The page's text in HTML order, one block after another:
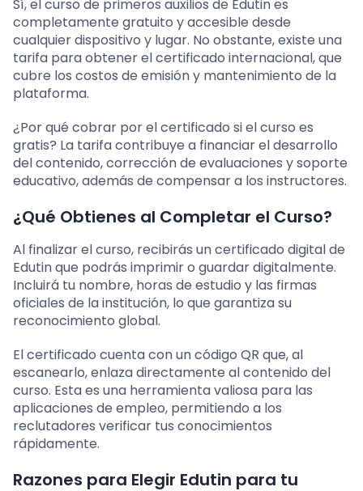
Sí, el curso de primeros auxilios de Edutin es
completamente gratuito y accesible desde
cualquier dispositivo y lugar. No obstante, existe una
tarifa para obtener el certificado internacional, que
cubre los costos de emisión y mantenimiento de la
plataforma.
¿Por qué cobrar por el certificado si el curso es
gratis? La tarifa contribuye a financiar el desarrollo
del contenido, corrección de evaluaciones y soporte
educativo, además de compensar a los instructores.
¿Qué Obtienes al Completar el Curso?
Al finalizar el curso, recibirás un certificado digital de
Edutin que podrás imprimir o guardar digitalmente.
Incluirá tu nombre, horas de estudio y las firmas
oficiales de la institución, lo que garantiza su
reconocimiento global.
El certificado cuenta con un código QR que, al
escanearlo, enlaza directamente al contenido del
curso. Esta es una herramienta valiosa para las
aplicaciones de empleo, permitiendo a los
reclutadores verificar tus conocimientos
rápidamente.
Razones para Elegir Edutin para tu